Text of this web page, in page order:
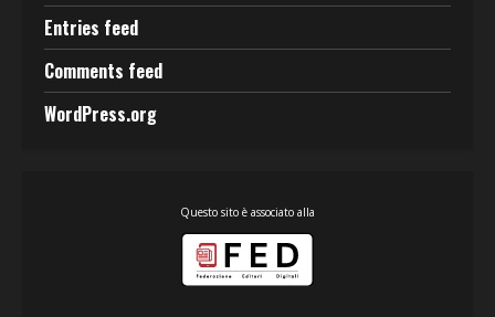
Entries feed
Comments feed
WordPress.org
Questo sito è associato alla